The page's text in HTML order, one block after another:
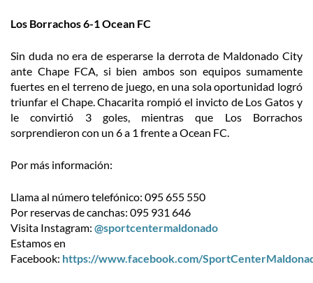
Los Borrachos 6-1 Ocean FC
Sin duda no era de esperarse la derrota de Maldonado City
ante Chape FCA, si bien ambos son equipos sumamente
fuertes en el terreno de juego, en una sola oportunidad logró
triunfar el Chape. Chacarita rompió el invicto de Los Gatos y
le convirtió 3 goles, mientras que Los Borrachos
sorprendieron con un 6 a 1 frente a Ocean FC.
Por más información:
Llama al número telefónico: 095 655 550
Por reservas de canchas: 095 931 646
Visita Instagram: @sportcentermaldonado
Estamos en
Facebook: https://www.facebook.com/